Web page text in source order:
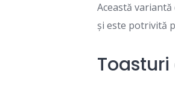
Această
și este potrivită